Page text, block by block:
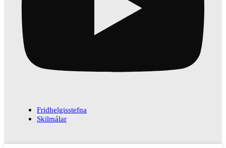
Fridhelgisstefna
Skilmálar